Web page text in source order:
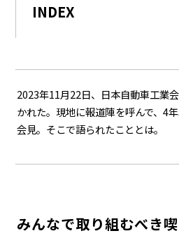
クルマ
テクノロジー
モビリティカンパニー トヨタグローバル
INDEX
2023年11月22日、日本自動車工業
かれた。現地に報道陣を呼んで、4
会見。そこで語られたこととは。
みんなで取り組むべき